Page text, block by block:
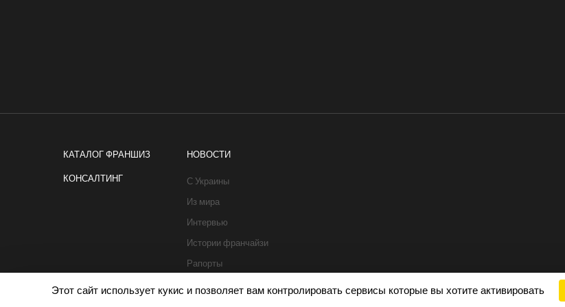
КАТАЛОГ ФРАНШИЗ
КОНСАЛТИНГ
НОВОСТИ
С Украины
Из мира
Интервью
Истории франчайзи
Рапорты
Этот сайт использует кукис и позволяет вам контролировать сервисы которые вы хотите активировать